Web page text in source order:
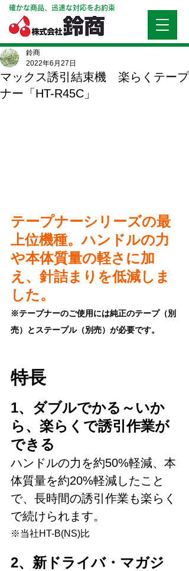
確かな商品、迅速な対応をお約束
マックス誘引結束機 楽らくテープ
ナー「HT-R45C」
鈴商
2022年6月27日
テープナーシリーズの最
上位機種。ハンドルの力
や本体質量の軽さに加
え、針詰まりを低減しま
した。
※テープナーのご使用には純正のテープ（別
売）とステープル（別売）が必要です。
特長
1、ダブルでかる～いか
ら、楽らくで誘引作業が
できる
ハンドルの力を約50%軽減、本
体質量を約20%軽減したこと
で、長時間の誘引作業も楽らく
で続けられます。
※当社HT-B(NS)比
2、新ドライバ・マガジ